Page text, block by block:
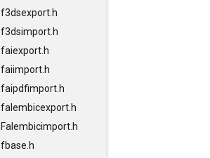
f3dsexport.h
f3dsimport.h
faiexport.h
faiimport.h
faipdfimport.h
falembicexport.h
Falembicimport.h
fbase.h